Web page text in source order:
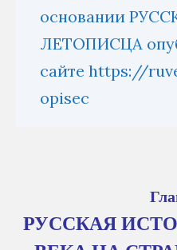
основании
ЛЕТОПИСЦА
сайте https://
opisec
РУССКАЯ